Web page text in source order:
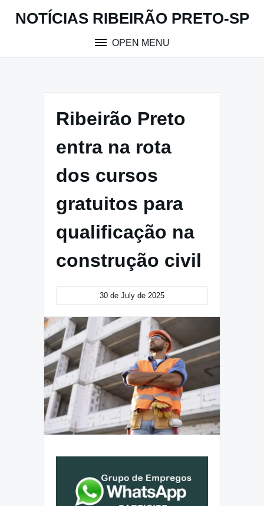
NOTÍCIAS RIBEIRÃO PRETO-SP
OPEN MENU
Ribeirão Preto
entra na rota
dos cursos
gratuitos para
qualificação na
construção civil
30 de July de 2025